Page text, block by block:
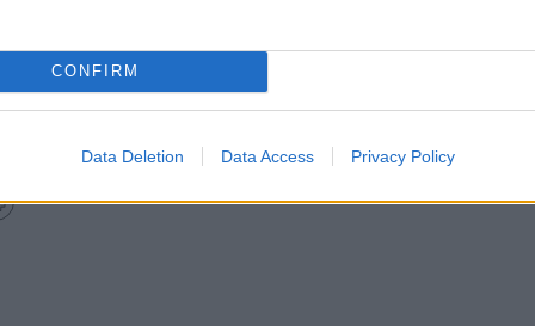
CONFIRM
Data Deletion Data Access Privacy Policy